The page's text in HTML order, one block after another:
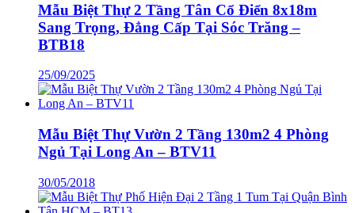
Mẫu Biệt Thự 2 Tầng Tân Cổ Điển 8x18m
Sang Trọng, Đẳng Cấp Tại Sóc Trăng –
BTB18
25/09/2025
Mẫu Biệt Thự Vườn 2 Tầng 130m2 4 Phòng
Ngủ Tại Long An – BTV11
30/05/2018